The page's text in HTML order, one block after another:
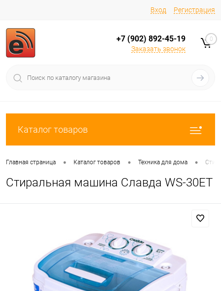
Вход Регистрация
+7 (902) 892-45-19
Заказать звонок
0
Каталог товаров
Главная страница • Каталог товаров • Техника для дома •
Стиральная машина Славда WS-30ET